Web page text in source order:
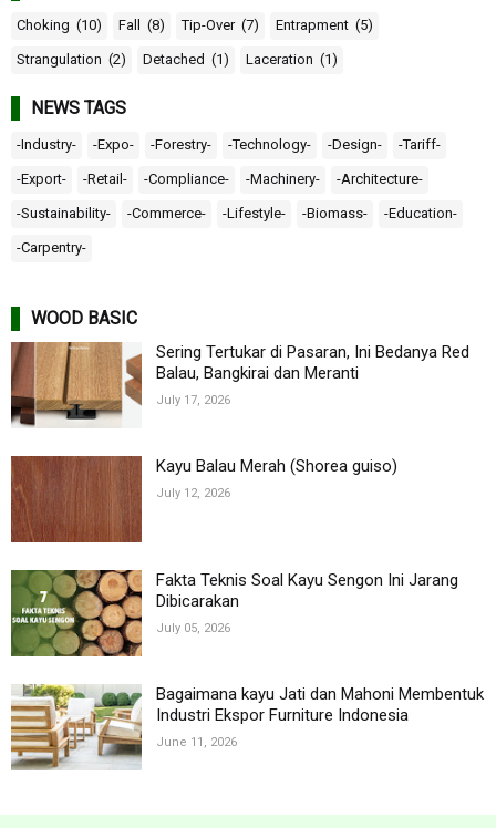
Choking (10) Fall (8) Tip-Over (7) Entrapment (5)
Strangulation (2) Detached (1) Laceration (1)
NEWS TAGS
-Industry- -Expo- -Forestry- -Technology- -Design- -Tariff-
-Export- -Retail- -Compliance- -Machinery- -Architecture-
-Sustainability- -Commerce- -Lifestyle- -Biomass- -Education-
-Carpentry-
WOOD BASIC
Sering Tertukar di Pasaran, Ini Bedanya Red
Balau, Bangkirai dan Meranti
July 17, 2026
Kayu Balau Merah (Shorea guiso)
July 12, 2026
Fakta Teknis Soal Kayu Sengon Ini Jarang
Dibicarakan
July 05, 2026
Bagaimana kayu Jati dan Mahoni Membentuk
Industri Ekspor Furniture Indonesia
June 11, 2026